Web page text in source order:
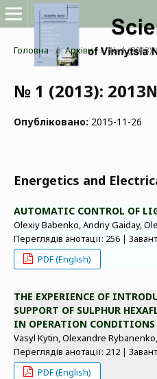
Головна / Архіви / № 1
№ 1 (2013):
Опубліковано: 2015-11-26
Energetics and
AUTOMATIC CONTROL OF
Olexiy Babenko, Andriy Gaiday,
Переглядів анотації: 256 |
PDF (English)
THE EXPERIENCE OF
SUPPORT OF SULPHUR
IN OPERATION CONDITIONS
Vasyl Kytin, Olexandre
Переглядів анотації: 212 |
PDF (English)